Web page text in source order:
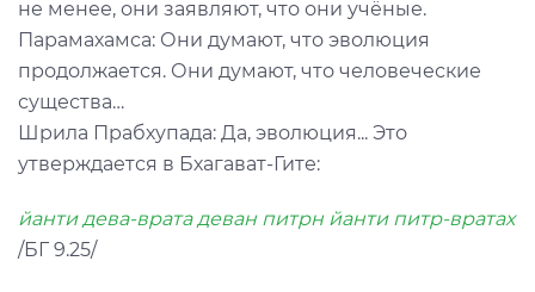
не менее, они заявляют, что они учёные.
Парамахамса: Они думают, что эволюция
продолжается. Они думают, что человеческие
существа…
Шрила Прабхупада: Да, эволюция... Это
утверждается в Бхагават-Гите:
йанти дева-врата деван питрн йанти питр-вратах
/БГ 9.25/